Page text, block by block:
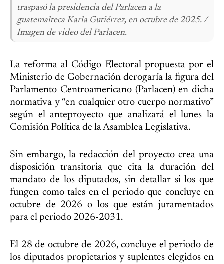
traspasó la presidencia del Parlacen a la
guatemalteca Karla Gutiérrez, en octubre de 2025. /
Imagen de video del Parlacen.
La reforma al Código Electoral propuesta por el
Ministerio de Gobernación derogaría la figura del
Parlamento Centroamericano (Parlacen) en dicha
normativa y “en cualquier otro cuerpo normativo”
según el anteproyecto que analizará el lunes la
Comisión Política de la Asamblea Legislativa.
Sin embargo, la redacción del proyecto crea una
disposición transitoria que cita la duración del
mandato de los diputados, sin detallar si los que
fungen como tales en el periodo que concluye en
octubre de 2026 o los que están juramentados
para el periodo 2026-2031.
El 28 de octubre de 2026, concluye el periodo de
los diputados propietarios y suplentes elegidos en